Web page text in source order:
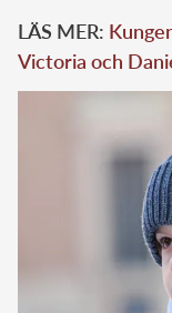
LÄS MER:
Victoria och